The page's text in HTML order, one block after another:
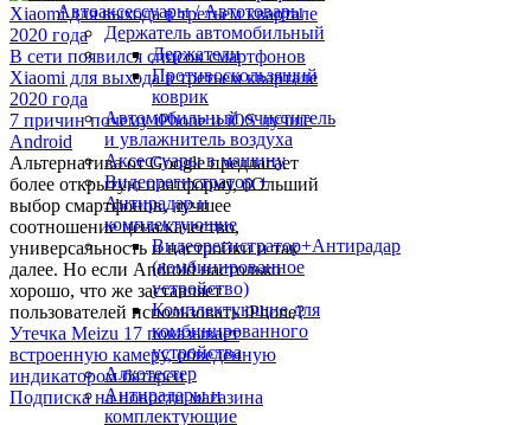
Автоаксессуары / Автотовары
Держатель автомобильный
Держатели
Противоскользящий
коврик
Автомобильный очиститель
и увлажнитель воздуха
Аксессуары в машину
Видеорегистратор +
Антирадар и
комплектующие
Видеорегистратор+Антирадар
(комбинированное
устройство)
Комплектующие для
комбинированного
устройства
Алкотестер
Антирадары и
комплектующие
В сети появился список смартфонов
Xiaomi для выхода в третьем квартале
2020 года
7 причин почему iPhone и iOS лучше
Android
Альтернатива от Google предлагает
более открытую платформу, бОльший
выбор смартфонов, лучшее
соотношение цена/качество,
универсальность и настройки и так
далее. Но если Android настолько
хорошо, что же заставляет
пользователей использовать iPhone?
Утечка Meizu 17 показывает
встроенную камеру, обведенную
индикатором батареи
Подписка на новости магазина